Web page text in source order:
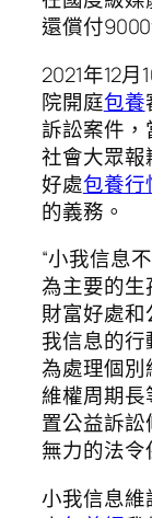
還償付9000
2021年12
院開庭包養
訴訟案件，
社會大眾報
好處包養行
的義務。
“小我信息
為主要的生
財富好處
我信息的行
為處理個別
維權周期長
置公益訴
無力的法令
小我信息維